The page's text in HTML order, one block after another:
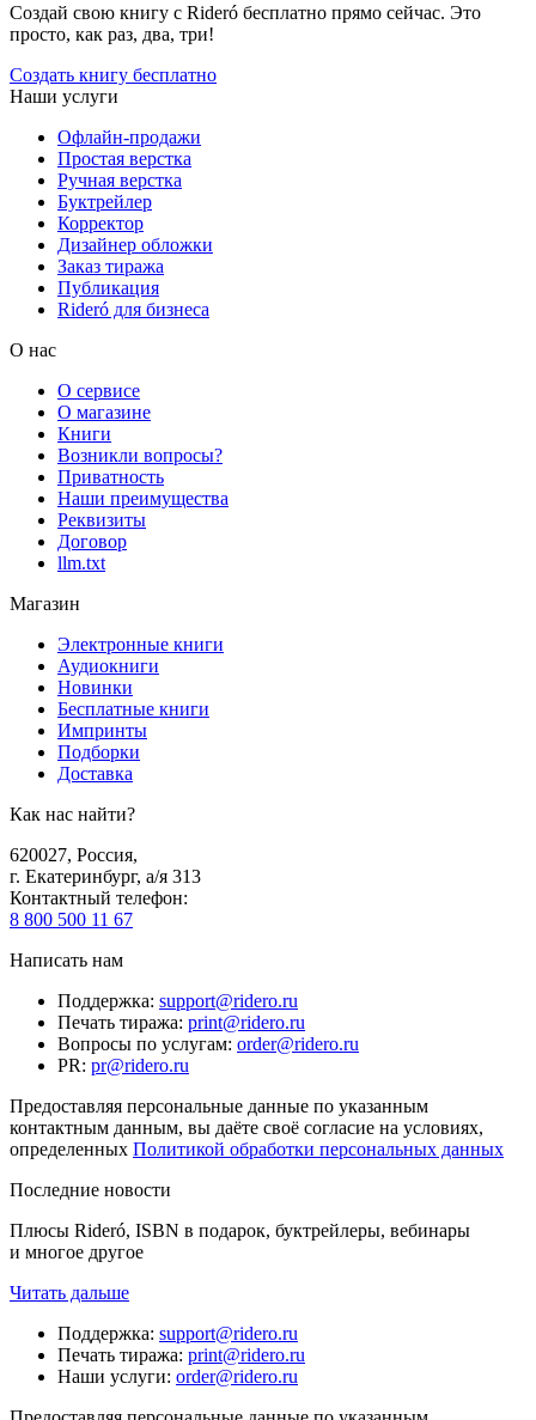
Создай свою книгу с Rideró бесплатно прямо сейчас. Это
просто, как раз, два, три!
Создать книгу бесплатно
Наши услуги
Офлайн-продажи
Простая верстка
Ручная верстка
Буктрейлер
Корректор
Дизайнер обложки
Заказ тиража
Публикация
Rideró для бизнеса
О нас
О сервисе
О магазине
Книги
Возникли вопросы?
Приватность
Наши преимущества
Реквизиты
Договор
llm.txt
Магазин
Электронные книги
Аудиокниги
Новинки
Бесплатные книги
Импринты
Подборки
Доставка
Как нас найти?
620027, Россия,
г. Екатеринбург, а/я 313
Контактный телефон:
8 800 500 11 67
Написать нам
Поддержка: support@ridero.ru
Печать тиража: print@ridero.ru
Вопросы по услугам: order@ridero.ru
PR: pr@ridero.ru
Предоставляя персональные данные по указанным
контактным данным, вы даёте своё согласие на условиях,
определенных Политикой обработки персональных данных
Последние новости
Плюсы Rideró, ISBN в подарок, буктрейлеры, вебинары
и многое другое
Читать дальше
Поддержка: support@ridero.ru
Печать тиража: print@ridero.ru
Наши услуги: order@ridero.ru